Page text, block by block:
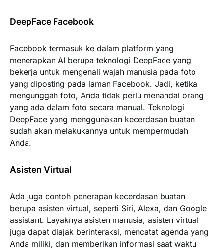
DeepFace Facebook
Facebook termasuk ke dalam platform yang
menerapkan AI berupa teknologi DeepFace yang
bekerja untuk mengenali wajah manusia pada foto
yang diposting pada laman Facebook. Jadi, ketika
mengunggah foto, Anda tidak perlu menandai orang
yang ada dalam foto secara manual. Teknologi
DeepFace yang menggunakan kecerdasan buatan
sudah akan melakukannya untuk mempermudah
Anda.
Asisten Virtual
Ada juga contoh penerapan kecerdasan buatan
berupa asisten virtual, seperti Siri, Alexa, dan Google
assistant. Layaknya asisten manusia, asisten virtual
juga dapat diajak berinteraksi, mencatat agenda yang
Anda miliki, dan memberikan informasi saat waktu